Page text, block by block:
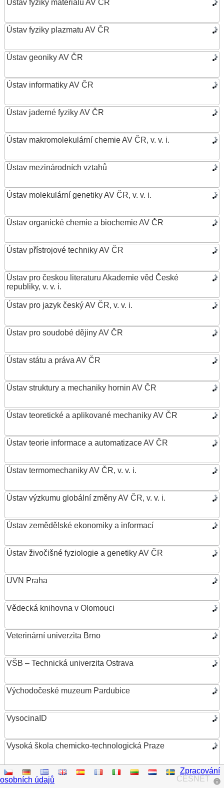
Ústav fyziky materiálů AV ČR
Ústav fyziky plazmatu AV ČR
Ústav geoniky AV ČR
Ústav informatiky AV ČR
Ústav jaderné fyziky AV ČR
Ústav makromolekulární chemie AV ČR, v. v. i.
Ústav mezinárodních vztahů
Ústav molekulární genetiky AV ČR, v. v. i.
Ústav organické chemie a biochemie AV ČR
Ústav přístrojové techniky AV ČR
Ústav pro českou literaturu Akademie věd České
republiky, v. v. i.
Ústav pro jazyk český AV ČR, v. v. i.
Ústav pro soudobé dějiny AV ČR
Ústav státu a práva AV ČR
Ústav struktury a mechaniky hornin AV ČR
Ústav teoretické a aplikované mechaniky AV ČR
Ústav teorie informace a automatizace AV ČR
Ústav termomechaniky AV ČR, v. v. i.
Ústav výzkumu globální změny AV ČR, v. v. i.
Ústav zemědělské ekonomiky a informací
Ústav živočišné fyziologie a genetiky AV ČR
UVN Praha
Vědecká knihovna v Olomouci
Veterinární univerzita Brno
VŠB – Technická univerzita Ostrava
Východočeské muzeum Pardubice
VysocinaID
Vysoká škola chemicko-technologická Praze
Vysoká škola ekonomická v Praze
CESNET
Zpracování
osobních údajů